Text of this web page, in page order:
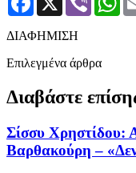
ΔΙΑΦΗΜΙΣΗ
Επιλεγμένα άρθρα
Διαβάστε
Σίσσυ Χρηστίδου:
Βαρθακούρη –